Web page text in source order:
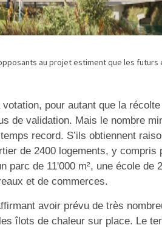
au projet estiment que les
pour autant que la
de validation. Mais le nombre
record. S’ils obtiennent
de 2400 logements, y compris
parc de 11'000 m², une école de
et de commerces.
avoir prévu de très
îlots de chaleur sur place. Le